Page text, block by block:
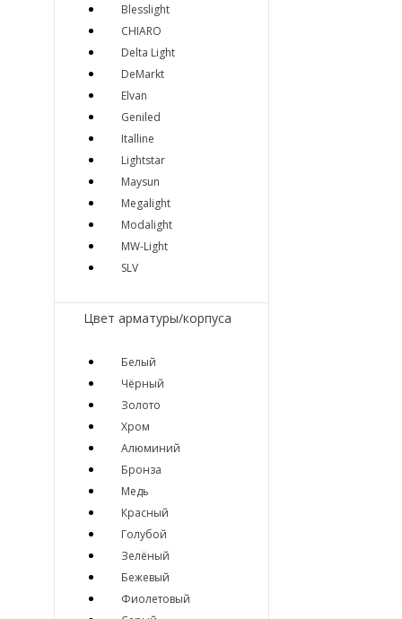
Blesslight
CHIARO
Delta Light
DeMarkt
Elvan
Geniled
Italline
Lightstar
Maysun
Megalight
Modalight
MW-Light
SLV
Цвет арматуры/корпуса
Белый
Чёрный
Золото
Хром
Алюминий
Бронза
Медь
Красный
Голубой
Зелёный
Бежевый
Фиолетовый